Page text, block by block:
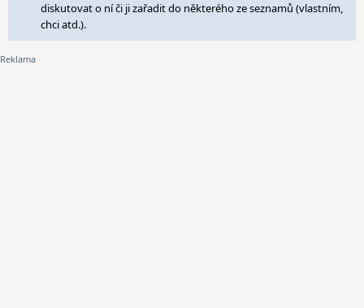
diskutovat o ní či ji zařadit do některého ze seznamů (vlastním,
chci atd.).